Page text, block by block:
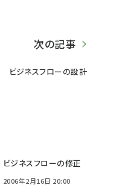
次の記事
ビジネスフローの設計
ビジネスフローの修正
2006年2月16日 20:00